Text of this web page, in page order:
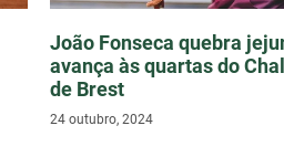
João Fonseca quebra
avança às quartas do
de Brest
24 outubro, 2024